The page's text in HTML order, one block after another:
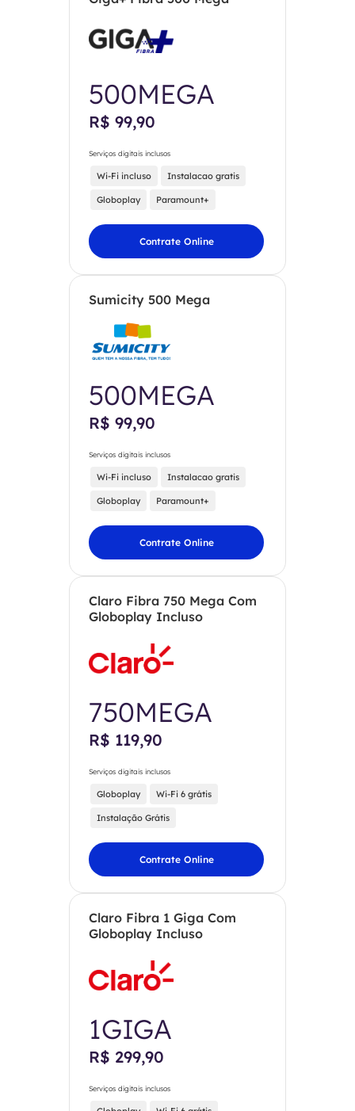
500MEGA
R$ 99,90
Serviços digitais inclusos
Wi-Fi incluso Instalacao gratis
Globoplay Paramount+
Contrate Online
Sumicity 500 Mega
500MEGA
R$ 99,90
Serviços digitais inclusos
Wi-Fi incluso Instalacao gratis
Globoplay Paramount+
Contrate Online
Claro Fibra 750 Mega Com
Globoplay Incluso
750MEGA
R$ 119,90
Serviços digitais inclusos
Globoplay Wi-Fi 6 grátis
Instalação Grátis
Contrate Online
Claro Fibra 1 Giga Com
Globoplay Incluso
1GIGA
R$ 299,90
Serviços digitais inclusos